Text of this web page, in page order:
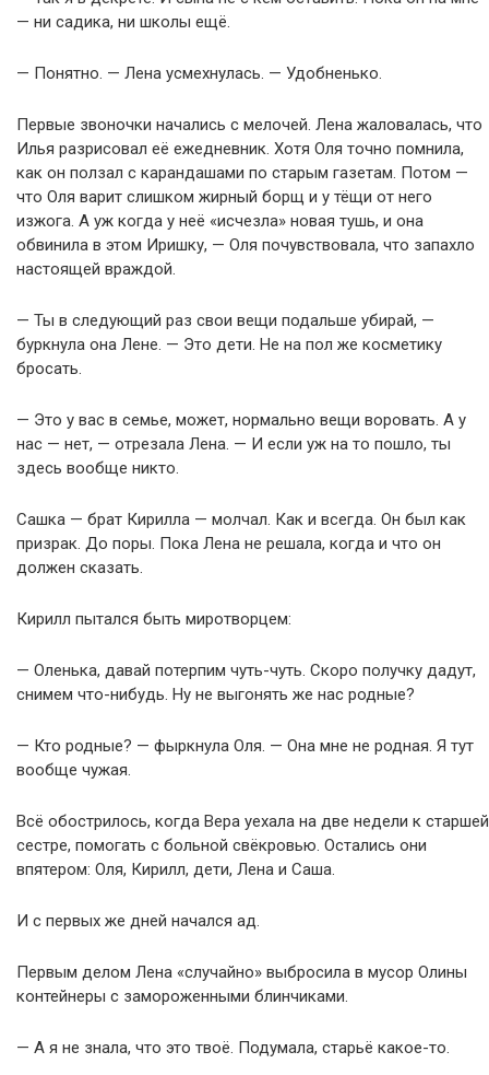
— ни садика, ни школы ещё.
— Понятно. — Лена усмехнулась. — Удобненько.
Первые звоночки начались с мелочей. Лена жаловалась, что
Илья разрисовал её ежедневник. Хотя Оля точно помнила,
как он ползал с карандашами по старым газетам. Потом —
что Оля варит слишком жирный борщ и у тёщи от него
изжога. А уж когда у неё «исчезла» новая тушь, и она
обвинила в этом Иришку, — Оля почувствовала, что запахло
настоящей враждой.
— Ты в следующий раз свои вещи подальше убирай, —
буркнула она Лене. — Это дети. Не на пол же косметику
бросать.
— Это у вас в семье, может, нормально вещи воровать. А у
нас — нет, — отрезала Лена. — И если уж на то пошло, ты
здесь вообще никто.
Сашка — брат Кирилла — молчал. Как и всегда. Он был как
призрак. До поры. Пока Лена не решала, когда и что он
должен сказать.
Кирилл пытался быть миротворцем:
— Оленька, давай потерпим чуть-чуть. Скоро получку дадут,
снимем что-нибудь. Ну не выгонять же нас родные?
— Кто родные? — фыркнула Оля. — Она мне не родная. Я тут
вообще чужая.
Всё обострилось, когда Вера уехала на две недели к старшей
сестре, помогать с больной свёкровью. Остались они
впятером: Оля, Кирилл, дети, Лена и Саша.
И с первых же дней начался ад.
Первым делом Лена «случайно» выбросила в мусор Олины
контейнеры с замороженными блинчиками.
— А я не знала, что это твоё. Подумала, старьё какое-то.